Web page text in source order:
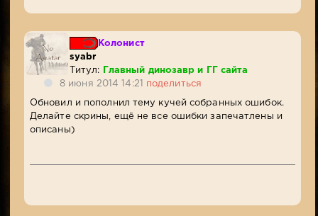
Колонист
syabr
Титул:
Главный динозавр и ГГ сайта
8 июня 2014 14:21 поделиться
Обновил и пополнил тему кучей собранных ошибок.
Делайте скрины, ещё не все ошибки запечатлены и
описаны)